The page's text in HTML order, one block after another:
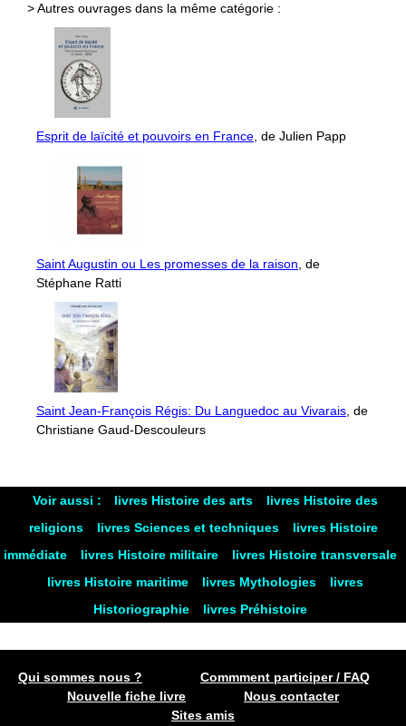
> Autres ouvrages dans la même catégorie :
Esprit de laïcité et pouvoirs en France , de Julien Papp
Saint Augustin ou Les promesses de la raison , de
Stéphane Ratti
Saint Jean-François Régis: Du Languedoc au Vivarais , de
Christiane Gaud-Descouleurs
Voir aussi : livres Histoire des arts
livres Histoire des
religions
livres Sciences et techniques
livres Histoire
immédiate
livres Histoire militaire
livres Histoire transversale
livres Histoire maritime
livres Mythologies
livres
Historiographie
livres Préhistoire
Qui sommes nous ?
Commment participer / FAQ
Nouvelle fiche livre
Nous contacter
Sites amis